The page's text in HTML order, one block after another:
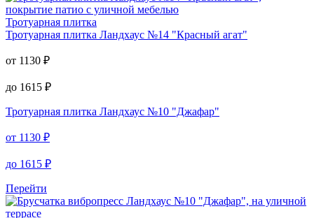
Тротуарная плитка
Тротуарная плитка Ландхаус №14 "Красный агат"
от 1130 ₽
до 1615 ₽
Тротуарная плитка Ландхаус №10 "Джафар"
от 1130 ₽
до 1615 ₽
Перейти